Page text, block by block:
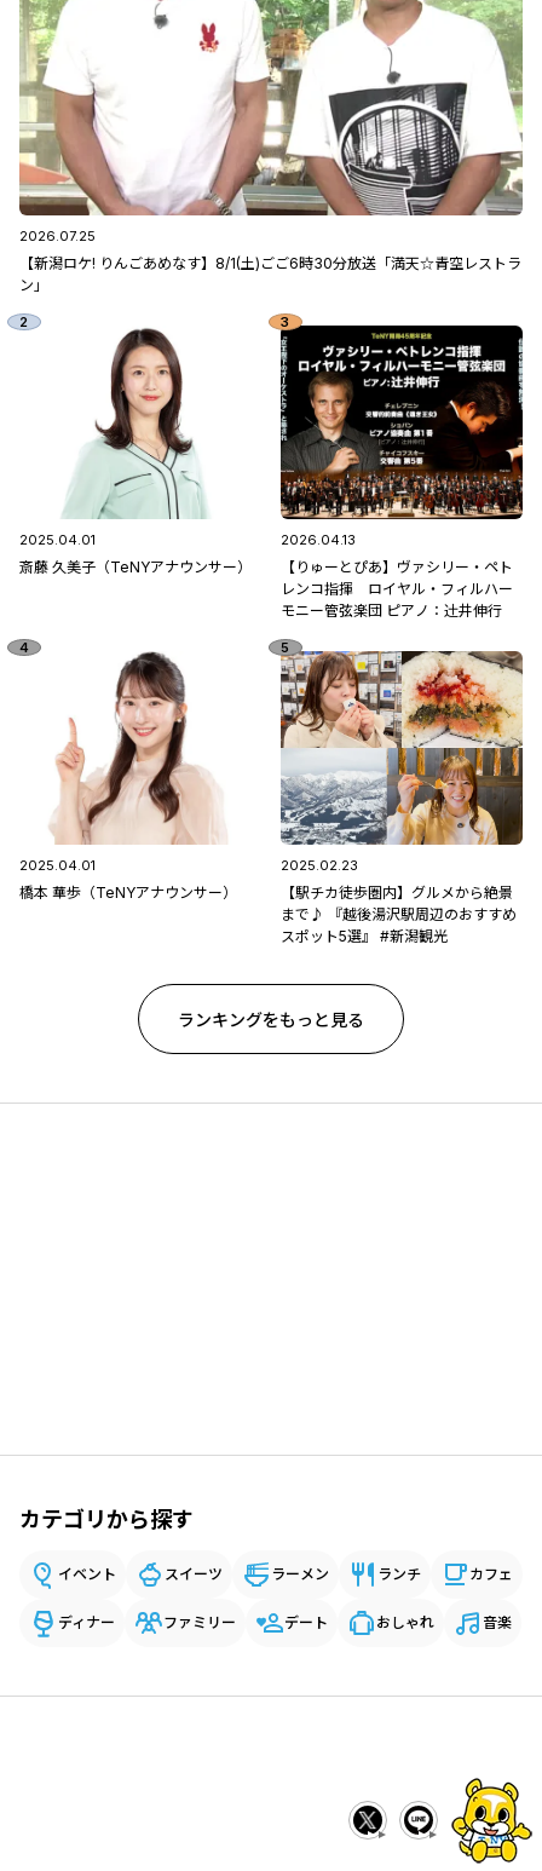
2026.07.25
【新潟ロケ! りんごあめなす】8/1(土)ごご6時30分放送「満天☆青空レストラ
ン」
2025.04.01
斎藤 久美子（TeNYアナウンサー）
2026.04.13
【りゅーとぴあ】ヴァシリー・ペト
レンコ指揮 ロイヤル・フィルハー
モニー管弦楽団 ピアノ：辻󠄀井伸行
2025.04.01
橋本 華歩（TeNYアナウンサー）
2025.02.23
【駅チカ徒歩圏内】グルメから絶景
まで♪ 『越後湯沢駅周辺のおすすめ
スポット5選』 #新潟観光
ランキングをもっと見る
カテゴリから探す
イベント スイーツ ラーメン ランチ カフェ
ディナー ファミリー デート おしゃれ 音楽